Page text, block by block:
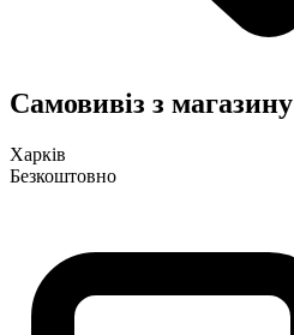
Самовивіз з магазину
Харків
Безкоштовно